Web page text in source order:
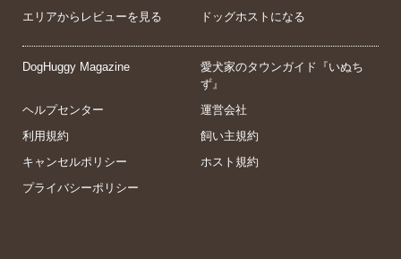
エリアからレビューを見る
ドッグホストになる
DogHuggy Magazine
愛犬家のタウンガイド『いぬち
ず』
ヘルプセンター
運営会社
利用規約
飼い主規約
キャンセルポリシー
ホスト規約
プライバシーポリシー